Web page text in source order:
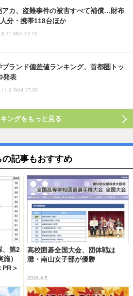
アカ、盗難事件の被害すべて補償…財布
分・携帯118台ほか
Mon 12:15
ブランド偏差値ランキング、首都圏トッ
発表
Wed 17:39
ングをもっと見る
の記事もおすすめ
、第2
）
＞
高校囲碁全国大会、団体戦は
灘・南山女子部が優勝
2026.8.5